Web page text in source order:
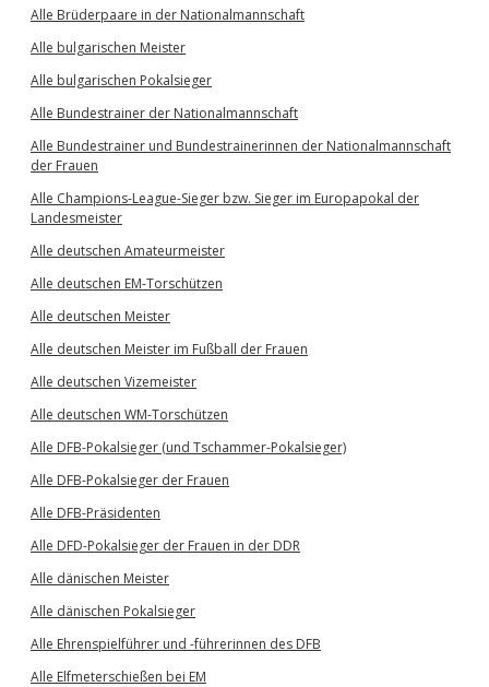
Alle Brüderpaare in der Nationalmannschaft
Alle bulgarischen Meister
Alle bulgarischen Pokalsieger
Alle Bundestrainer der Nationalmannschaft
Alle Bundestrainer und Bundestrainerinnen der Nationalmannschaft
der Frauen
Alle Champions-League-Sieger bzw. Sieger im Europapokal der
Landesmeister
Alle deutschen Amateurmeister
Alle deutschen EM-Torschützen
Alle deutschen Meister
Alle deutschen Meister im Fußball der Frauen
Alle deutschen Vizemeister
Alle deutschen WM-Torschützen
Alle DFB-Pokalsieger (und Tschammer-Pokalsieger)
Alle DFB-Pokalsieger der Frauen
Alle DFB-Präsidenten
Alle DFD-Pokalsieger der Frauen in der DDR
Alle dänischen Meister
Alle dänischen Pokalsieger
Alle Ehrenspielführer und -führerinnen des DFB
Alle Elfmeterschießen bei EM